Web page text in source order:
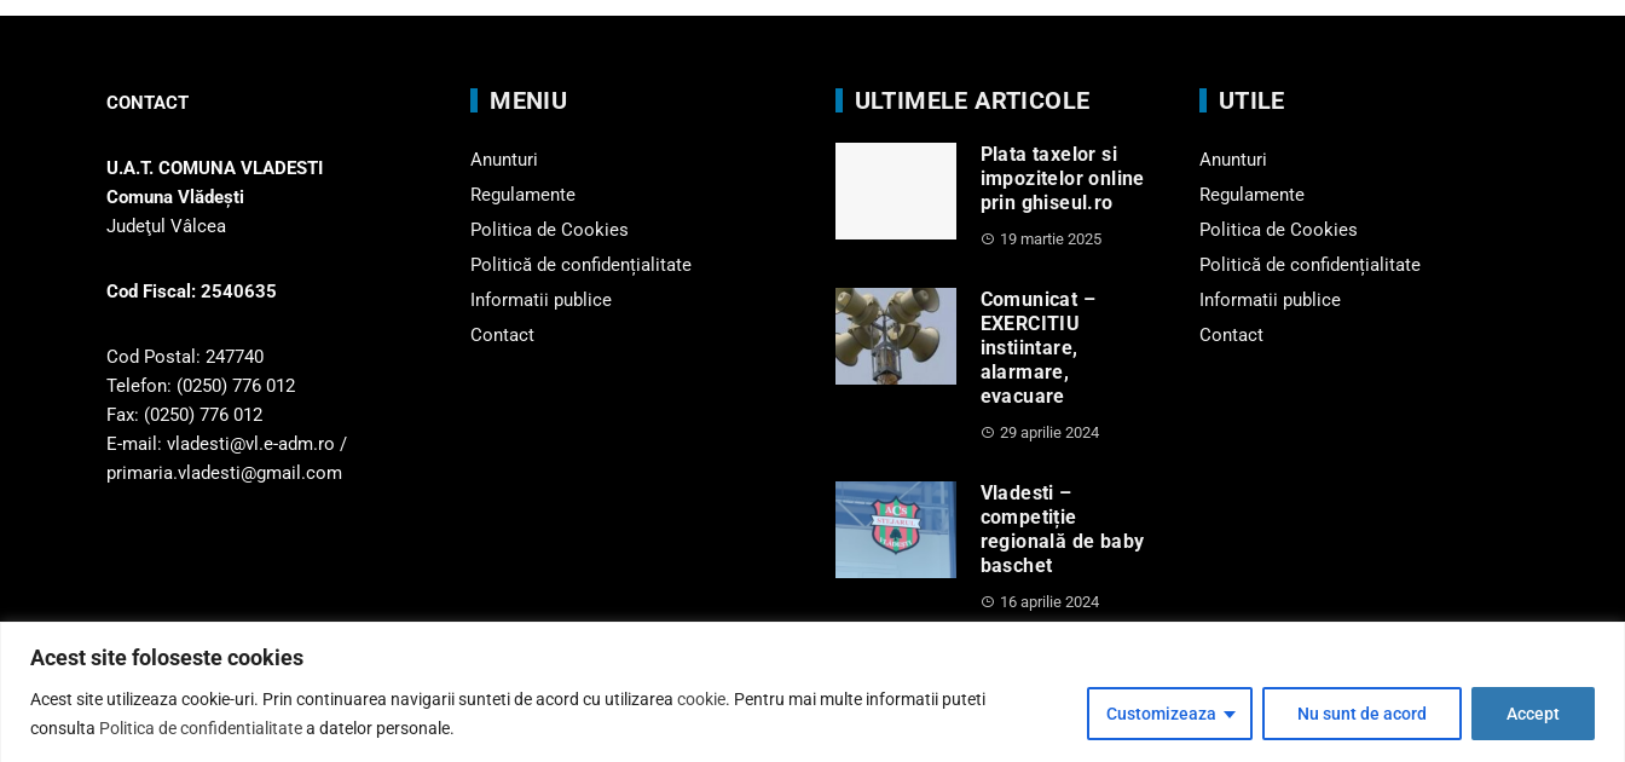
Acest site foloseste cookies
Acest site utilizeaza cookie-uri. Prin continuarea navigarii sunteti de acord cu utilizarea cookie. Pentru mai multe informatii puteti
consulta Politica de confidentialitatea datelor personale.
Customizeaza Nu sunt de acord Accept
CONTACT
U.A.T. COMUNA VLADESTI
Comuna Vlădeşti
Judeţul Vâlcea
Cod Fiscal: 2540635
Cod Postal: 247740
Telefon: (0250) 776 012
Fax: (0250) 776 012
E-mail: vladesti@vl.e-adm.ro /
primaria.vladesti@gmail.com
MENIU
Anunturi
Regulamente
Politica de Cookies
Politică de confidențialitate
Informatii publice
Contact
ULTIMELE ARTICOLE
Plata taxelor si
impozitelor online
prin ghiseul.ro
19 martie 2025
Comunicat –
EXERCITIU
instiintare,
alarmare,
evacuare
29 aprilie 2024
Vladesti –
competiție
regională de baby
baschet
16 aprilie 2024
UTILE
Anunturi
Regulamente
Politica de Cookies
Politică de confidențialitate
Informatii publice
Contact